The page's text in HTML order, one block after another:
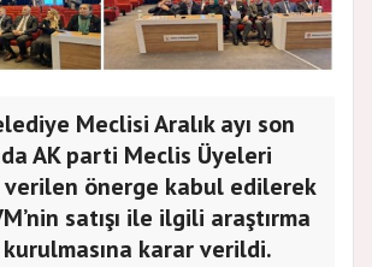
Meclisi Aralık ayı son
AK parti Meclis Üyeleri
verilen önerge kabul edilerek
satışı ile ilgili araştırma
karar verildi.